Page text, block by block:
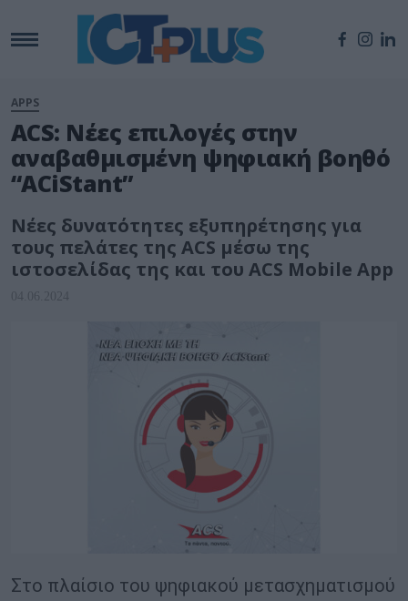
APPS
ACS: Νέες επιλογές στην
αναβαθμισμένη ψηφιακή βοηθό
“ACiStant”
Νέες δυνατότητες εξυπηρέτησης για
τους πελάτες της ACS μέσω της
ιστοσελίδας της και του ACS Mobile App
04.06.2024
Στο πλαίσιο του ψηφιακού μετασχηματισμού